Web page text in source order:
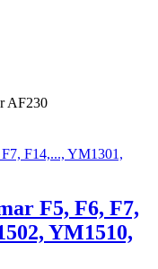
AF230
F5, F6, F7,
YM1510,